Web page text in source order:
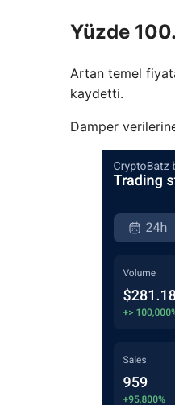
Yüzde
Artan temel
kaydetti.
Damper